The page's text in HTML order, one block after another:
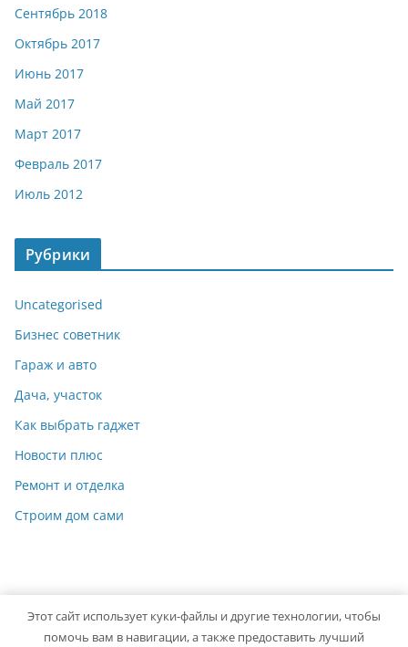
Сентябрь 2018
Октябрь 2017
Июнь 2017
Май 2017
Март 2017
Февраль 2017
Июль 2012
Рубрики
Uncategorised
Бизнес советник
Гараж и авто
Дача, участок
Как выбрать гаджет
Новости плюс
Ремонт и отделка
Строим дом сами
Copyright © 2026 Мастер на Все Руки. Powered byColorMag
Этот сайт использует куки-файлы и другие технологии, чтобы
помочь вам в навигации, а также предоставить лучший